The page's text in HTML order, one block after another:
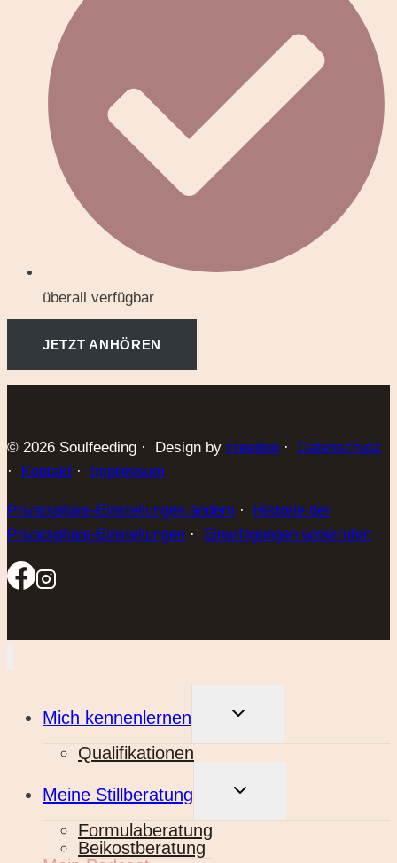
überall verfügbar
JETZT ANHÖREN
© 2026 Soulfeeding · Design by creedoo · Datenschutz
· Kontakt · Impressum
Privatsphäre-Einstellungen ändern · Historie der
Privatsphäre-Einstellungen · Einwilligungen widerrufen
Mich kennenlernen
UNTERMENÜ
UMSCHALTEN
Qualifikationen
Meine Stillberatung
UNTERMENÜ
UMSCHALTEN
Formulaberatung
Beikostberatung